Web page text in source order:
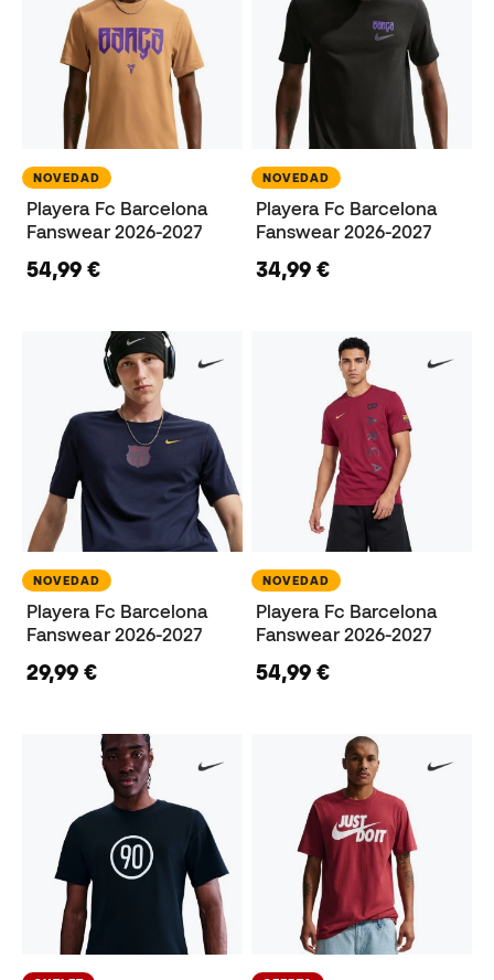
NOVEDAD
Playera Fc Barcelona
Fanswear 2026-2027
54,99 €
NOVEDAD
Playera Fc Barcelona
Fanswear 2026-2027
34,99 €
NOVEDAD
Playera Fc Barcelona
Fanswear 2026-2027
29,99 €
NOVEDAD
Playera Fc Barcelona
Fanswear 2026-2027
54,99 €